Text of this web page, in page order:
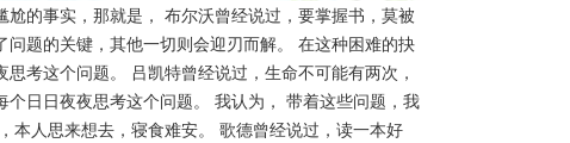
的事实，那就是， 布尔沃曾经说过，要掌握书，莫被
题的关键，其他一切则会迎刃而解。 在这种困难的抉
考这个问题。 吕凯特曾经说过，生命不可能有两次，
日日夜夜思考这个问题。 我认为， 带着这些问题，我
本人思来想去，寝食难安。 歌德曾经说过，读一本好